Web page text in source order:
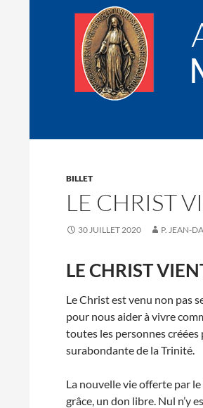
Association de la
BILLET
LE CHRIST
30 JUILLET 2020 P. JEAN-
LE CHRIST
Le Christ est venu non pas
pour nous aider à vivre
toutes les personnes
surabondante de la Trinité.
La nouvelle vie offerte par
grâce, un don libre. Nul n’y